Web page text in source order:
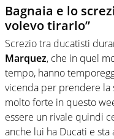
Bagnaia e lo
volevo tirarlo”
Screzio tra ducatisti
Marquez, che in quel
tempo, hanno
vicenda per prendere la
molto forte in questo
essere un rivale quindi
anche lui ha Ducati e